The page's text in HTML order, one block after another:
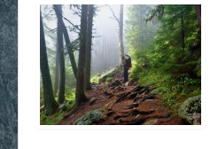
Ορειβασία
Αναρρίχηση